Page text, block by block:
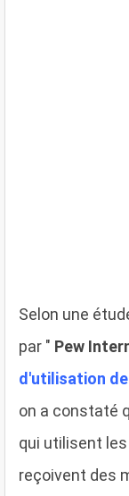
Selon une
par " Pew
d'utilisation
on a constaté
qui utilisent
reçoivent des